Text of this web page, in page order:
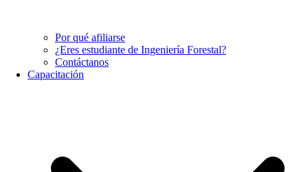
Por qué afiliarse
¿Eres estudiante de Ingeniería Forestal?
Contáctanos
Capacitación